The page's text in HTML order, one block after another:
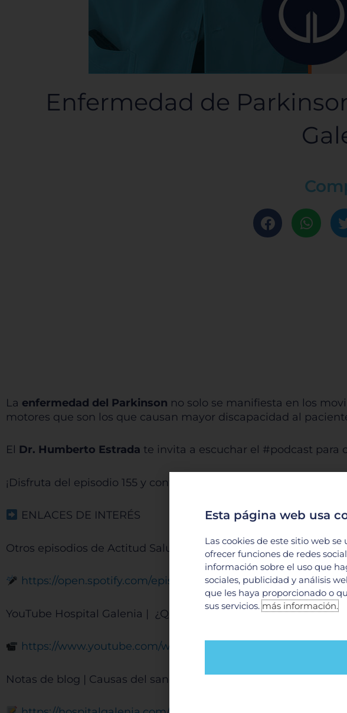
Enfermedad de
La enfermedad del Parkinson no solo se manifiesta en los
motores que son los que causan mayor discapacidad al
El Dr. Humberto Estrada te invita a escuchar el #podcast para
¡Disfruta del episodio 155 y continúa escuchando cada uno
ENLACES DE INTERÉS
Otros episodios de Actitud Saludable | ¿Qué es la neurocirugía?
https://open.spotify.com/episode/
YouTube Hospital Galenia | ¿Qué padecimientos puede atender
https://www.youtube.com/watch?v=USE97oH2EyY
Notas de blog | Causas del sangrado del tubo digestivo
Esta página web usa
Las cookies de este sitio web
ofrecer funciones de redes
información sobre el uso que
sociales, publicidad y análisis
que les haya proporcionado o
sus servicios.más información.